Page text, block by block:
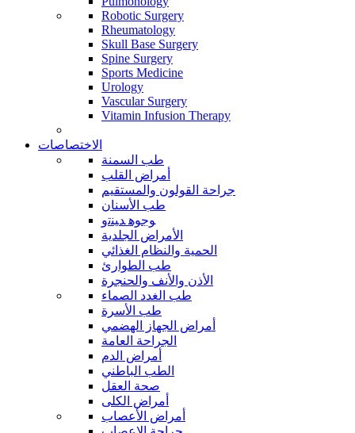
Robotic Surgery
Rheumatology
Skull Base Surgery
Spine Surgery
Sports Medicine
Urology
Vascular Surgery
Vitamin Infusion Therapy
الاختصاصات
طب السمنة
أمراض القلب
جراحة القولون والمستقيم
طب الأسنان
ﻮﺟﻮﻫ ﺪﻴﻨﺗﻭ
الأمراض الجلدية
الحمية والنظام الغذائي
طب الطوارئ
الأذن والأنف والحنجرة
طب الغدد الصماء
طب الأسرة
أمراض الجهاز الهضمي
الجراحة العامة
أمراض الدم
الطب الباطني
صحة العقل
أمراض الكلى
أمراض الأعصاب